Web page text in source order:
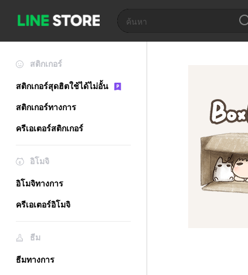
สติกเกอร์
สติกเกอร์สุดฮิตใช้ได้ไม่อั้น
สติกเกอร์ทางการ
ครีเอเตอร์สติกเกอร์
อิโมจิ
อิโมจิทางการ
ครีเอเตอร์อิโมจิ
ธีม
ธีมทางการ